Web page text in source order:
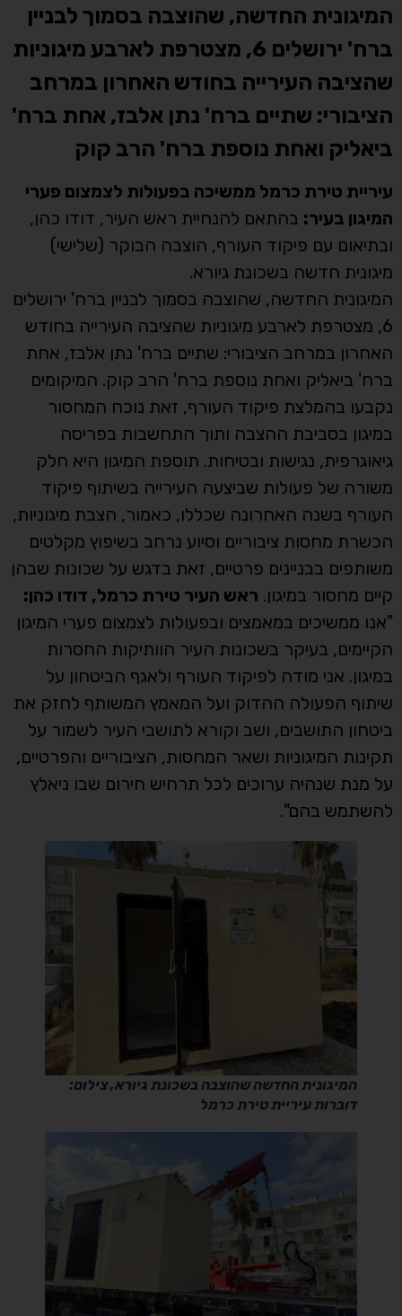
המיגונית החדשה, שהוצבה בסמוך לבניין
ברח' ירושלים 6, מצטרפת לארבע מיגוניות
שהציבה העירייה בחודש האחרון במרחב
הציבורי: שתיים ברח' נתן אלבז, אחת ברח'
ביאליק ואחת נוספת ברח' הרב קוק
עיריית טירת כרמל ממשיכה בפעולות לצמצום פערי
המיגון בעיר: בהתאם להנחיית ראש העיר, דודו כהן,
ובתיאום עם פיקוד העורף, הוצבה הבוקר (שלישי)
מיגונית חדשה בשכונת גיורא.
המיגונית החדשה, שהוצבה בסמוך לבניין ברח' ירושלים
6, מצטרפת לארבע מיגוניות שהציבה העירייה בחודש
האחרון במרחב הציבורי: שתיים ברח' נתן אלבז, אחת
ברח' ביאליק ואחת נוספת ברח' הרב קוק. המיקומים
נקבעו בהמלצת פיקוד העורף, זאת נוכח המחסור
במיגון בסביבת ההצבה ותוך התחשבות בפריסה
גיאוגרפית, נגישות ובטיחות. תוספת המיגון היא חלק
משורה של פעולות שביצעה העירייה בשיתוף פיקוד
העורף בשנה האחרונה שכללו, כאמור, הצבת מיגוניות,
הכשרת מחסות ציבוריים וסיוע נרחב בשיפוץ מקלטים
משותפים בבניינים פרטיים, זאת בדגש על שכונות שבהן
קיים מחסור במיגון. ראש העיר טירת כרמל, דודו כהן:
"אנו ממשיכים במאמצים ובפעולות לצמצום פערי המיגון
הקיימים, בעיקר בשכונות העיר הוותיקות החסרות
במיגון. אני מודה לפיקוד העורף ולאגף הביטחון על
שיתוף הפעולה ההדוק ועל המאמץ המשותף לחזק את
ביטחון התושבים, ושב וקורא לתושבי העיר לשמור על
תקינות המיגוניות ושאר המחסות, הציבוריים והפרטיים,
על מנת שנהיה ערוכים לכל תרחיש חירום שבו ניאלץ
להשתמש בהם".
המיגונית החדשה שהוצבה בשכונת גיורא, צילום:
דוברות עיריית טירת כרמל